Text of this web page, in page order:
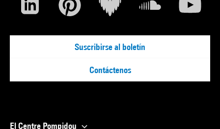
Suscribirse al boletín
Contáctenos
El Centre Pompidou